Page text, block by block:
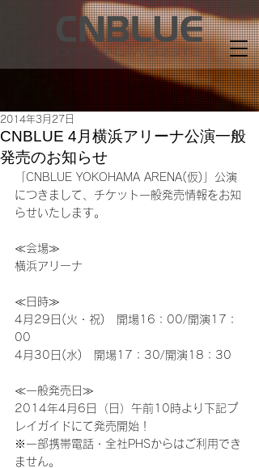
CNBLUE 4月横浜アリーナ公演一般
発売のお知らせ
2014年3月27日
「CNBLUE YOKOHAMA ARENA(仮)」公演
につきまして、チケット一般発売情報をお知
らせいたします。
≪会場≫
横浜アリーナ
≪日時≫
4月29日(火・祝)　開場16：00/開演17：
00
4月30日(水)　開場17：30/開演18：30
≪一般発売日≫
2014年4月6日（日）午前10時より下記プ
レイガイドにて発売開始！
※一部携帯電話・全社PHSからはご利用でき
ません。